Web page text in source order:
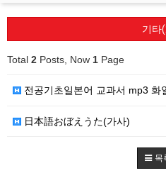
기타
Total 2 Posts, Now 1 Page
전공기초일본어 교과서 mp3 화일
日本語おぼえうた(가사)
목